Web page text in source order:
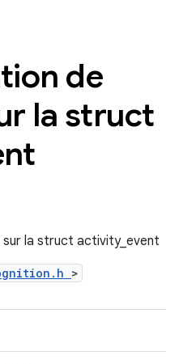
de
la struct
la struct activity_event
>